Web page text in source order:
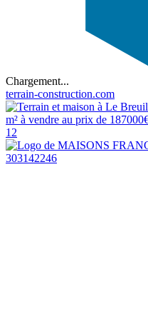
Chargement...
terrain-construction.com
12